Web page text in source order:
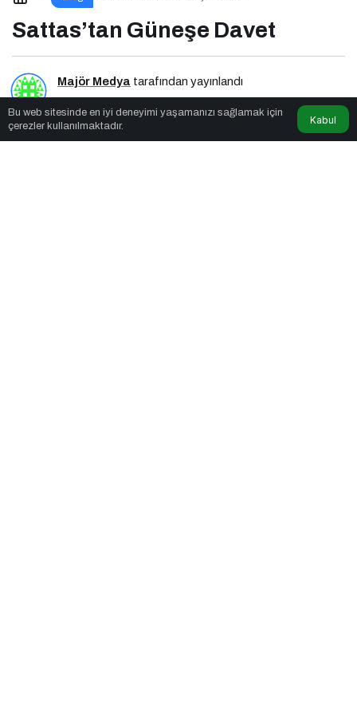
Sattas’tan Güneşe Davet
Majör Medya tarafından yayınlandı
2dk, 46sn
Bu web sitesinde en iyi deneyimi yaşamanızı sağlamak için
çerezler kullanılmaktadır.
Kabul